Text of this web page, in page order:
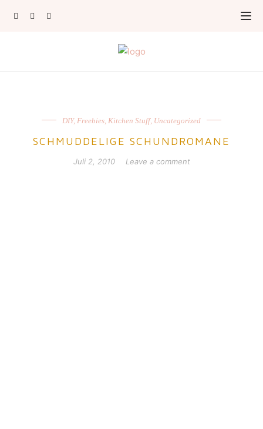
DIY, Freebies Kitchen Stuff, Uncategorized
SCHMUDDELIGE SCHUNDROMANE
Juli 2, 2010 Leave a comment